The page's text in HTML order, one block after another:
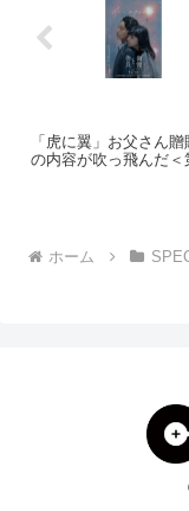
「虎に翼」お父さん
の内容が吹っ飛んだ＜
ホーム